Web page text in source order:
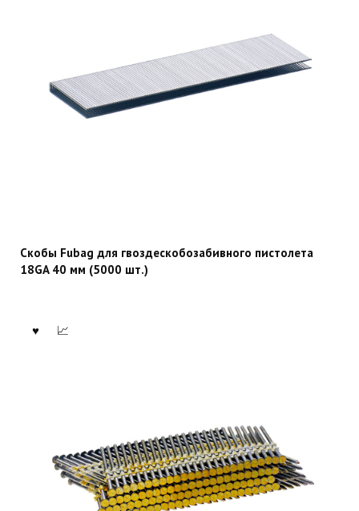
Скобы Fubag для гвоздескобозабивного пистолета
18GA 40 мм (5000 шт.)